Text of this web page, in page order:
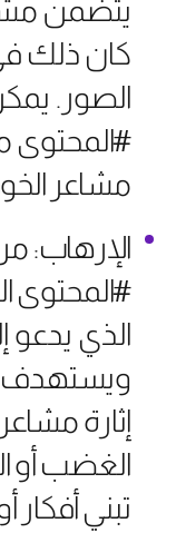
يتضمن
كان ذلك في
الصور.
#المحتوى
مشاعر
الإرهاب:
#المحتوى
الذي يدعو
ويستهدف
إثارة
الغضب أو
تبني